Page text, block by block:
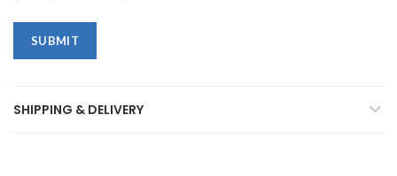
SHIPPING & DELIVERY